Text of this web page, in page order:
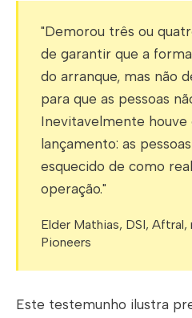
"Demorou três ou
de garantir que a
do arranque, mas não
para que as pessoas
Inevitavelmente houve
lançamento: as
esquecido de como
operação."
Elder Mathias, DSI,
Pioneers
Este testemunho ilustra